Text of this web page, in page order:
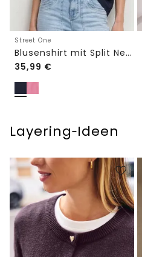
Street One
Blusenshirt mit Split Neck und Volant-Ärmeln
35,99 €
Layering‑Ideen